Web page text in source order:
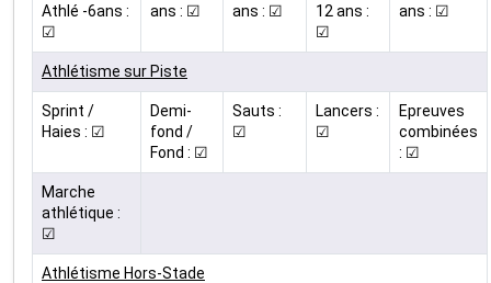
Athlé -6ans :
☑
ans : ☑
ans : ☑
12 ans :
☑
ans : ☑
Athlétisme sur Piste
Sprint /
Haies : ☑
Demi-
fond /
Fond : ☑
Sauts :
☑
Lancers :
☑
Epreuves
combinées
: ☑
Marche
athlétique :
☑
Athlétisme Hors-Stade